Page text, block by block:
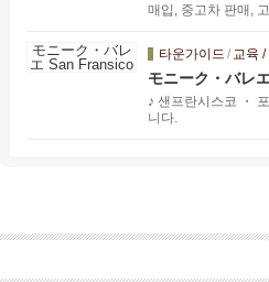
매입, 중고차 판매,
타운가이드 / 교육 /
モニーク・バレ
♪ 샌프란시스코 ・
니다.